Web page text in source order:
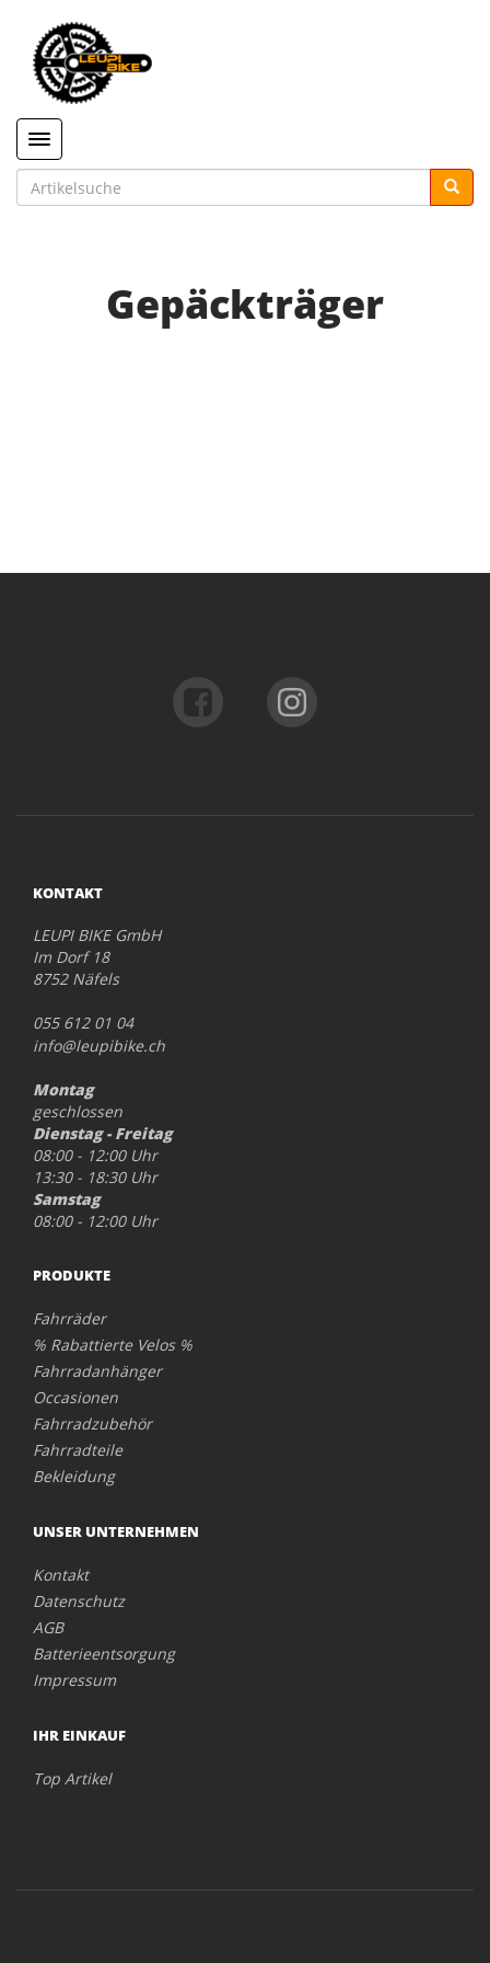
Toggle navigation
Gepäckträger
KONTAKT
LEUPI BIKE GmbH
Im Dorf 18
8752 Näfels
055 612 01 04
info@leupibike.ch
Montag
geschlossen
Dienstag - Freitag
08:00 - 12:00 Uhr
13:30 - 18:30 Uhr
Samstag
08:00 - 12:00 Uhr
PRODUKTE
Fahrräder
% Rabattierte Velos %
Fahrradanhänger
Occasionen
Fahrradzubehör
Fahrradteile
Bekleidung
UNSER UNTERNEHMEN
Kontakt
Datenschutz
AGB
Batterieentsorgung
Impressum
IHR EINKAUF
Top Artikel